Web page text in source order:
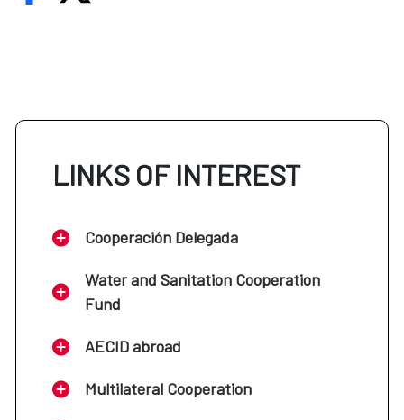
LINKS OF INTEREST
Cooperación Delegada
Water and Sanitation Cooperation
Fund
AECID abroad
Multilateral Cooperation